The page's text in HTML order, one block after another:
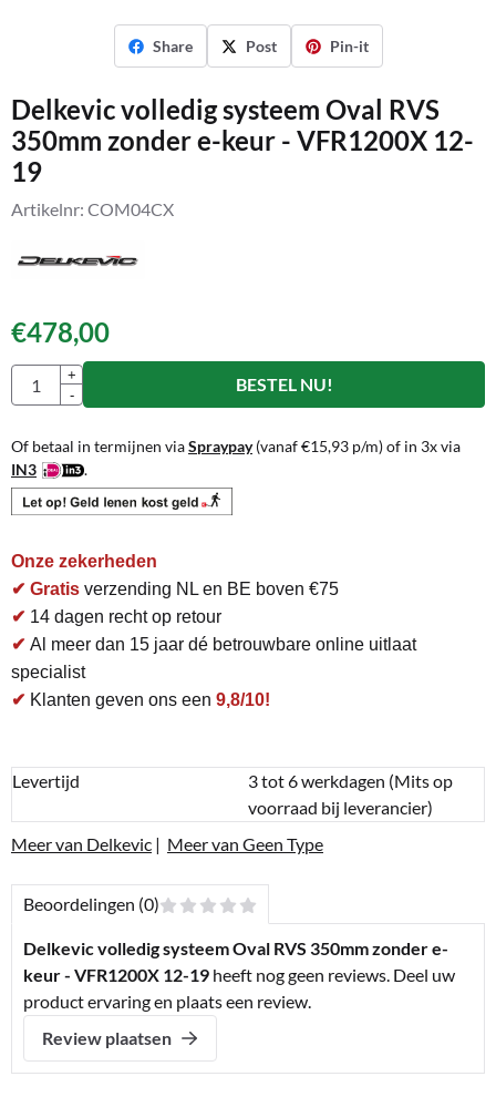
Share Post Pin-it
Delkevic volledig systeem Oval RVS
350mm zonder e-keur - VFR1200X 12-
19
Artikelnr: COM04CX
€478,00
Aantal
+
-
BESTEL NU!
Of betaal in termijnen viaSpraypay(vanaf€15,93 p/m) of in 3x via
IN3
.
Onze zekerheden
✔ Gratis verzending NL en BE boven €75
✔ 14 dagen recht op retour
✔ Al meer dan 15 jaar dé betrouwbare online uitlaat
specialist
✔ Klanten geven ons een 9,8/10!
Levertijd
3 tot 6 werkdagen (Mits op
voorraad bij leverancier)
Meer van Delkevic | Meer van Geen Type
Beoordelingen (0)
Delkevic volledig systeem Oval RVS 350mm zonder e-
keur - VFR1200X 12-19 heeft nog geen reviews. Deel uw
product ervaring en plaats een review.
Review plaatsen